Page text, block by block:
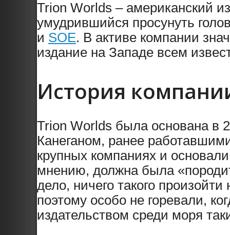
Trion Worlds – американский
умудрившийся просунуть
и SOE. В активе компании
издание на Западе всем
История
Trion Worlds была основана в
Канеганом, ранее
крупных компаниях и
мнению, должна была
дело, ничего такого
поэтому особо не горевали,
издательством среди моря